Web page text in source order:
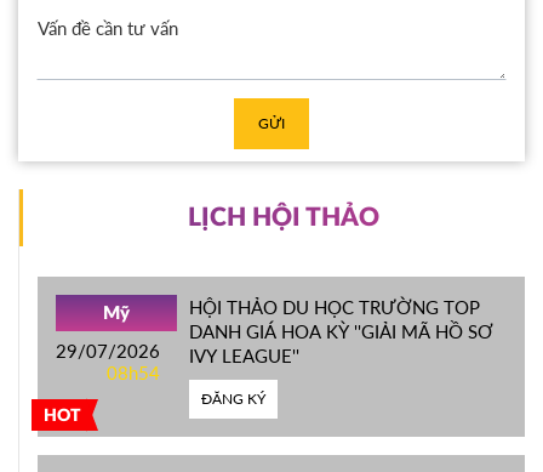
GỬI
LỊCH HỘI THẢO
HOT
Mỹ
29/07/2026
08h54
HỘI THẢO DU HỌC TRƯỜNG TOP
DANH GIÁ HOA KỲ ''GIẢI MÃ HỒ SƠ
IVY LEAGUE''
ĐĂNG KÝ